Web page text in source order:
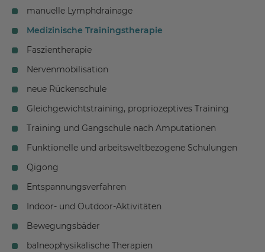
manuelle Lymphdrainage
Medizinische Trainingstherapie
Faszientherapie
Nervenmobilisation
neue Rückenschule
Gleichgewichtstraining, propriozeptives Training
Training und Gangschule nach Amputationen
Funktionelle und arbeitsweltbezogene Schulungen
Qigong
Entspannungsverfahren
Indoor- und Outdoor-Aktivitäten
Bewegungsbäder
balneophysikalische Therapien